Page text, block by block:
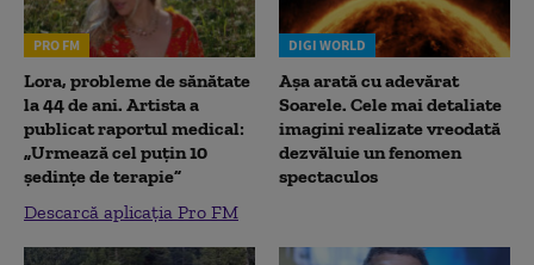
PRO FM
Lora, probleme de sănătate
la 44 de ani. Artista a
publicat raportul medical:
„Urmează cel puțin 10
ședințe de terapie”
Descarcă aplicația Pro FM
DIGI WORLD
Așa arată cu adevărat
Soarele. Cele mai detaliate
imagini realizate vreodată
dezvăluie un fenomen
spectaculos